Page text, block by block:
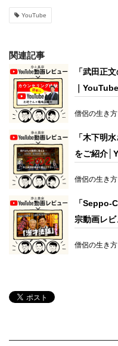
YouTube
関連記事
「武田正
｜
僧侶の生き方
「木下明
をご紹介
僧侶の生き方
「Seppo-
宗動画レ
僧侶の生き方